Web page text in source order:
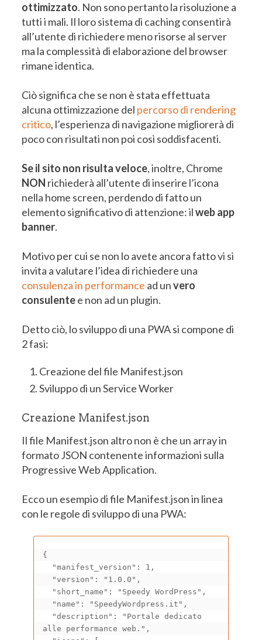
ottimizzato. Non sono pertanto la risoluzione a
tutti i mali. Il loro sistema di caching consentirà
all’utente di richiedere meno risorse al server
ma la complessità di elaborazione del browser
rimane identica.
Ciò significa che se non è stata effettuata
alcuna ottimizzazione del percorso di rendering
critico, l’esperienza di navigazione migliorerà di
poco con risultati non poi così soddisfacenti.
Se il sito non risulta veloce, inoltre, Chrome
NON richiederà all’utente di inserire l’icona
nella home screen, perdendo di fatto un
elemento significativo di attenzione: ilweb app
banner.
Motivo per cui se non lo avete ancora fatto vi si
invita a valutare l’idea di richiedere una
consulenza in performance ad unvero
consulentee non ad un plugin.
Detto ciò, lo sviluppo di una PWA si compone di
2 fasi:
Creazione del file Manifest.json
Sviluppo di un Service Worker
Creazione Manifest.json
Il file Manifest.json altro non è che un array in
formato JSON contenente informazioni sulla
Progressive Web Application.
Ecco un esempio di file Manifest.json in linea
con le regole di sviluppo di una PWA:
{
alle performance web.",